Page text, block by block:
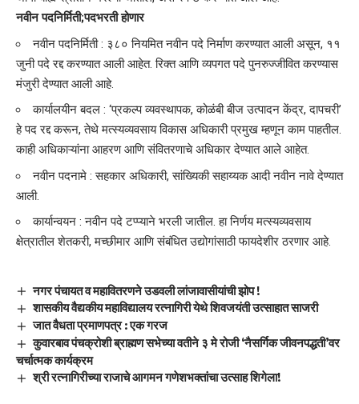
नवीन पदनिर्मिती;पदभरती होणार
नवीन पदनिर्मिती : ३८० नियमित नवीन पदे निर्माण करण्यात आली असून, ११
जुनी पदे रद्द करण्यात आली आहेत. रिक्त आणि व्यपगत पदे पुनरुज्जीवित करण्यास
मंजुरी देण्यात आली आहे.
कार्यालयीन बदल : ‘प्रकल्प व्यवस्थापक, कोळंबी बीज उत्पादन केंद्र, दापचरी’
हे पद रद्द करून, तेथे मत्स्यव्यवसाय विकास अधिकारी प्रमुख म्हणून काम पाहतील.
काही अधिकाऱ्यांना आहरण आणि संवितरणाचे अधिकार देण्यात आले आहेत.
नवीन पदनामे : सहकार अधिकारी, सांख्यिकी सहाय्यक आदी नवीन नावे देण्यात
आली.
कार्यान्वयन : नवीन पदे टप्प्याने भरली जातील. हा निर्णय मत्स्यव्यवसाय
क्षेत्रातील शेतकरी, मच्छीमार आणि संबंधित उद्योगांसाठी फायदेशीर ठरणार आहे.
नगर पंचायत व महावितरणने उडवली लांजावासीयांची झोप !
शासकीय वैद्यकीय महाविद्यालय रत्नागिरी येथे शिवजयंती उत्साहात साजरी
जात वैधता प्रमाणपत्र : एक गरज
कुवारबाव पंचक्रोशी ब्राह्मण सभेच्या वतीने ३ मे रोजी ‘नैसर्गिक जीवनपद्धती’वर
चर्चात्मक कार्यक्रम
श्री रत्नागिरीच्या राजाचे आगमन गणेशभक्तांचा उत्साह शिगेला!